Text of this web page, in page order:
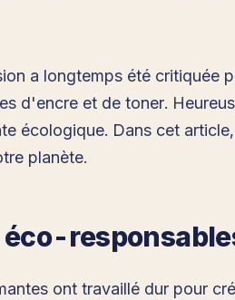
a longtemps été critiquée
d'encre et de toner.
écologique. Dans cet
planète.
ont travaillé dur pour